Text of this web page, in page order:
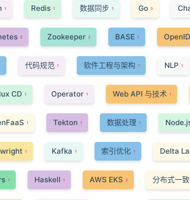
1 Redis 1 数据同步 1 Go 5
2 Zookeeper 2 BASE 1
代码规范 1 软件工程与架构 1 NLP 1
CD 1 Operator 1 Web API 与技术 1
1 Tekton 1 数据处理 1
1 Kafka 1 索引优化 1 Delta
1 Haskell 1 AWS EKS 2 分布式一